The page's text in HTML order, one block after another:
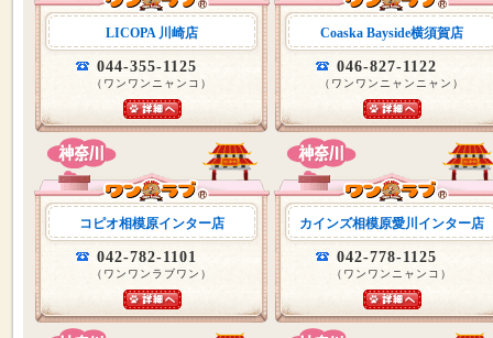
LICOPA 川崎店
044-355-1125
（ワンワンニャンコ）
Coaska Bayside横須賀店
046-827-1122
（ワンワンニャンニャン）
コピオ相模原インター店
042-782-1101
（ワンワンラブワン）
カインズ相模原愛川インター店
042-778-1125
（ワンワンニャンコ）